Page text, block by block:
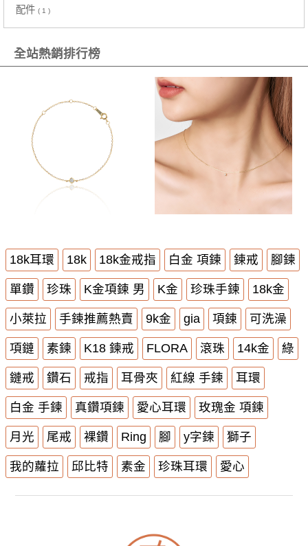
配件 ( 1 )
全站熱銷排行榜
18k耳環 18k 18k金戒指 白金 項鍊 鍊戒 腳鍊
單鑽 珍珠 K金項鍊 男 K金 珍珠手鍊 18k金
小萊拉 手鍊推薦熱賣 9k金 gia 項鍊 可洗澡
項鏈 素鍊 K18 鍊戒 FLORA 滾珠 14k金 綠
鏈戒 鑽石 戒指 耳骨夾 紅線 手鍊 耳環
白金 手鍊 真鑽項鍊 愛心耳環 玫瑰金 項鍊
月光 尾戒 裸鑽 Ring 腳 y字鍊 獅子
我的蘿拉 邱比特 素金 珍珠耳環 愛心